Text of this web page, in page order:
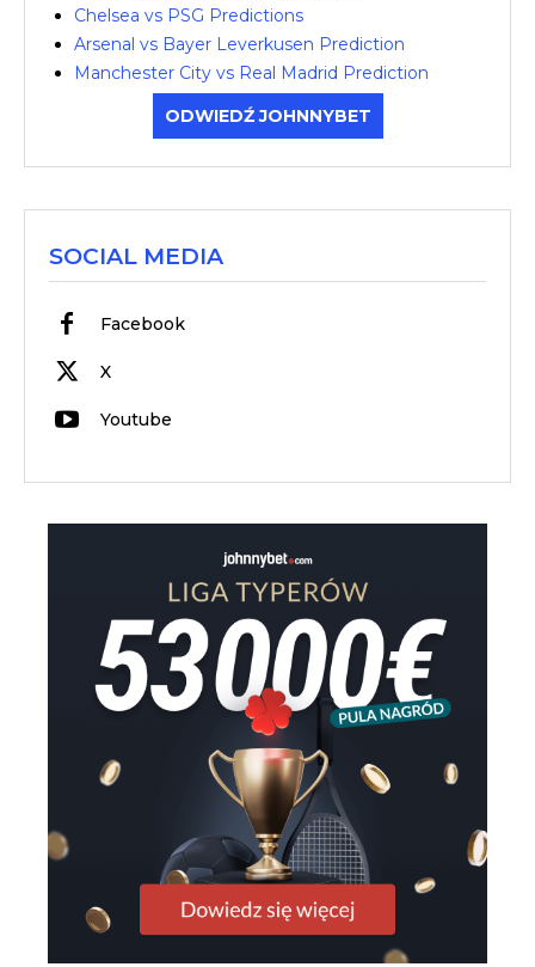
Chelsea vs PSG Predictions
Arsenal vs Bayer Leverkusen Prediction
Manchester City vs Real Madrid Prediction
ODWIEDŹ JOHNNYBET
SOCIAL MEDIA
Facebook
X
Youtube